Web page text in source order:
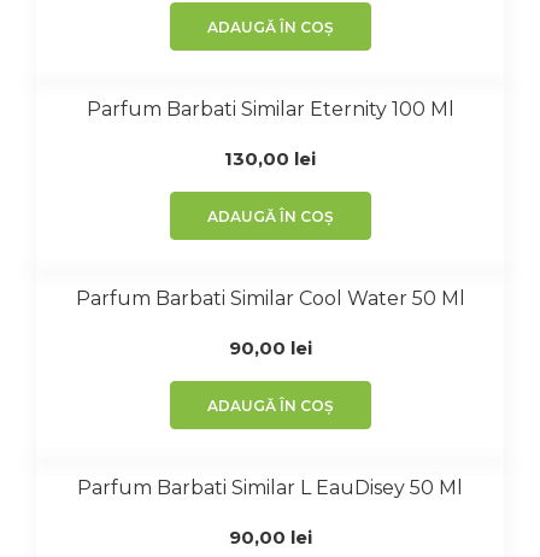
ADAUGĂ ÎN COȘ
Parfum Barbati Similar Eternity 100 Ml
130,00 lei
ADAUGĂ ÎN COȘ
Parfum Barbati Similar Cool Water 50 Ml
90,00 lei
ADAUGĂ ÎN COȘ
Parfum Barbati Similar L EauDisey 50 Ml
90,00 lei